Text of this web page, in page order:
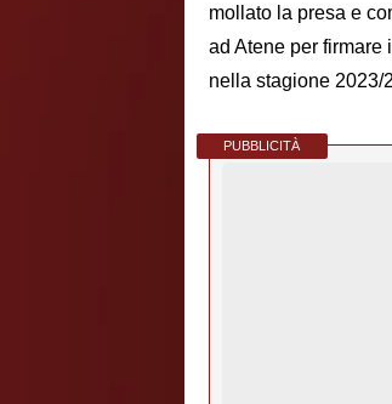
mollato la presa e
ad Atene per
nella stagione 2023/
PUBBLICITÀ